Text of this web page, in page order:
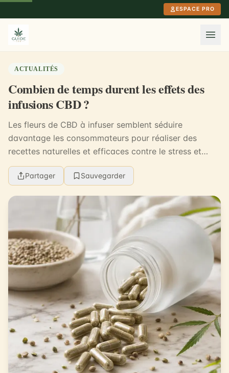
ESPACE PRO
ACTUALITÉS
Combien de temps durent les effets des
infusions CBD ?
Les fleurs de CBD à infuser semblent séduire
davantage les consommateurs pour réaliser des
recettes naturelles et efficaces contre le stress et
l’anxiété. Mais quels sont exactement les bénéfices à
co...Partager Sauvegarder